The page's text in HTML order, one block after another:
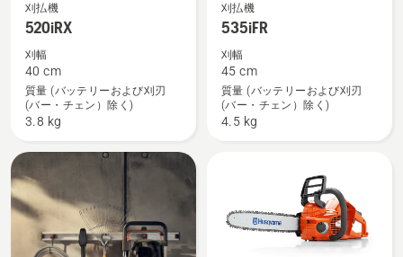
詳
細
を
る、
520iRX
の
詳
細
を
見
刈払機
520iRX
刈幅
40 cm
質量 (バッテリーおよび刈刃
(バー・チェン）除く)
3.8 kg
535iFR
の
詳
細
を
刈払機
535iFR
刈幅
45 cm
質量 (バッテリーおよび刈刃
(バー・チェン）除く)
4.5 kg